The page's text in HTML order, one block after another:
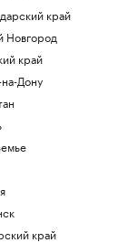
край
Новгород
край
Дону
край